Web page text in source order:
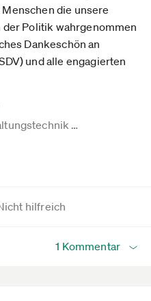
die unsere
Politik wahrgenommen
Dankeschön an
und alle engagierten
…
hilfreich
1 Kommentar